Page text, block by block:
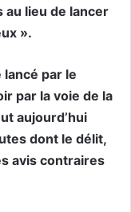
lieu de lancer
».
lancé par le
par la voie de la
aujourd’hui
dont le délit,
avis contraires